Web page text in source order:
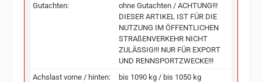
Gutachten:
ohne Gutachten / ACHTUNG!!!
DIESER ARTIKEL IST FÜR DIE
NUTZUNG IM ÖFFENTLICHEN
STRAßENVERKEHR NICHT
ZULÄSSIG!!! NUR FÜR EXPORT
UND RENNSPORTZWECKE!!!
Achslast vorne / hinten:
bis 1090 kg / bis 1050 kg